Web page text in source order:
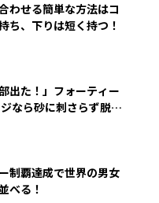
わせる簡単な方法はコ
、下りは短く持つ！
出た！」フォーティー
なら砂に刺さらず脱出
制覇達成で世界の男女
べる！